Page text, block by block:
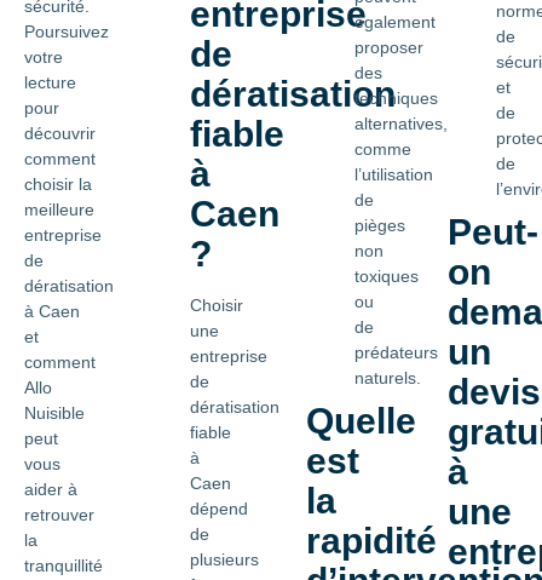
sécurité.
Poursuivez
votre
lecture
pour
découvrir
comment
choisir la
meilleure
entreprise
de
dératisation
à Caen
et
comment
Allo
Nuisible
peut
vous
aider à
retrouver
la
tranquillité
entreprise
de
dératisation
fiable
à
Caen
?
Choisir
une
entreprise
de
dératisation
fiable
à
Caen
dépend
de
plusieurs
également
proposer
des
techniques
alternatives,
comme
l’utilisation
de
pièges
non
toxiques
ou
de
prédateurs
naturels.
Quelle
est
la
rapidité
de
et
de
de
Peut-
on
un
devis
à
une